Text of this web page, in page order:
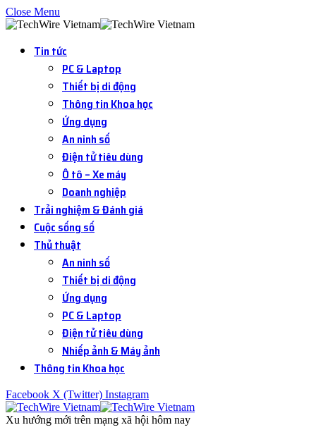
Close Menu
Tin tức
PC & Laptop
Thiết bị di động
Thông tin Khoa học
Ứng dụng
An ninh số
Điện tử tiêu dùng
Ô tô – Xe máy
Doanh nghiệp
Trải nghiệm & Đánh giá
Cuộc sống số
Thủ thuật
An ninh số
Thiết bị di động
Ứng dụng
PC & Laptop
Điện tử tiêu dùng
Nhiếp ảnh & Máy ảnh
Thông tin Khoa học
Facebook X (Twitter) Instagram
Xu hướng mới trên mạng xã hội hôm nay